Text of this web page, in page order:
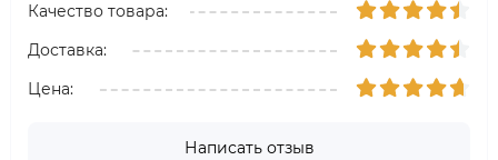
Качество товара:
Доставка:
Цена:
Написать отзыв